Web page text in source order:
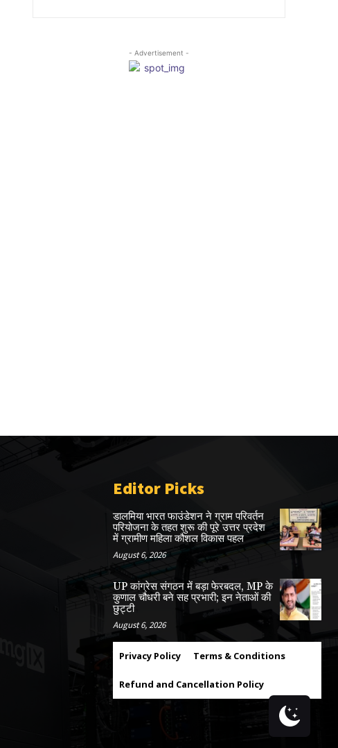
- Advertisement -
Editor Picks
डालमिया भारत फाउंडेशन ने ग्राम परिवर्तन
परियोजना के तहत शुरू की पूरे उत्तर प्रदेश
में ग्रामीण महिला कौशल विकास पहल
August 6, 2026
UP कांग्रेस संगठन में बड़ा फेरबदल, MP के
कुणाल चौधरी बने सह प्रभारी; इन नेताओं की
छुट्टी
August 6, 2026
Privacy Policy Terms & Conditions
Refund and Cancellation Policy